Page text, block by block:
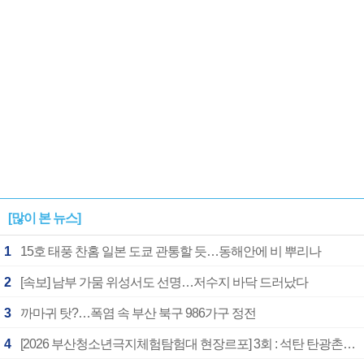
[많이 본 뉴스]
1 15호 태풍 찬홈 일본 도쿄 관통할 듯…동해안에 비 뿌리나
2 [속보] 남부 가뭄 위성서도 선명…저수지 바닥 드러났다
3 까마귀 탓?…폭염 속 부산 북구 986가구 정전
4 [2026 부산청소년극지체험탐험대 현장르포] 3회 : 석탄 탄광촌에서 북극 연구의 중심지로